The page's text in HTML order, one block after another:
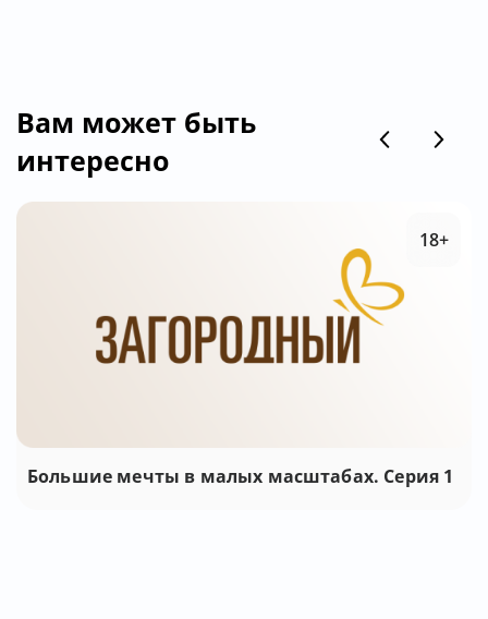
Вам может быть
интересно
Большие мечты в малых маcштабах. Серия 1
18+